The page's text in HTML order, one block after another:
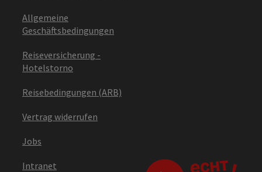
Allgemeine
Geschäftsbedingungen
Reiseversicherung -
Hotelstorno
Reisebedingungen (ARB)
Vertrag widerrufen
Jobs
Intranet